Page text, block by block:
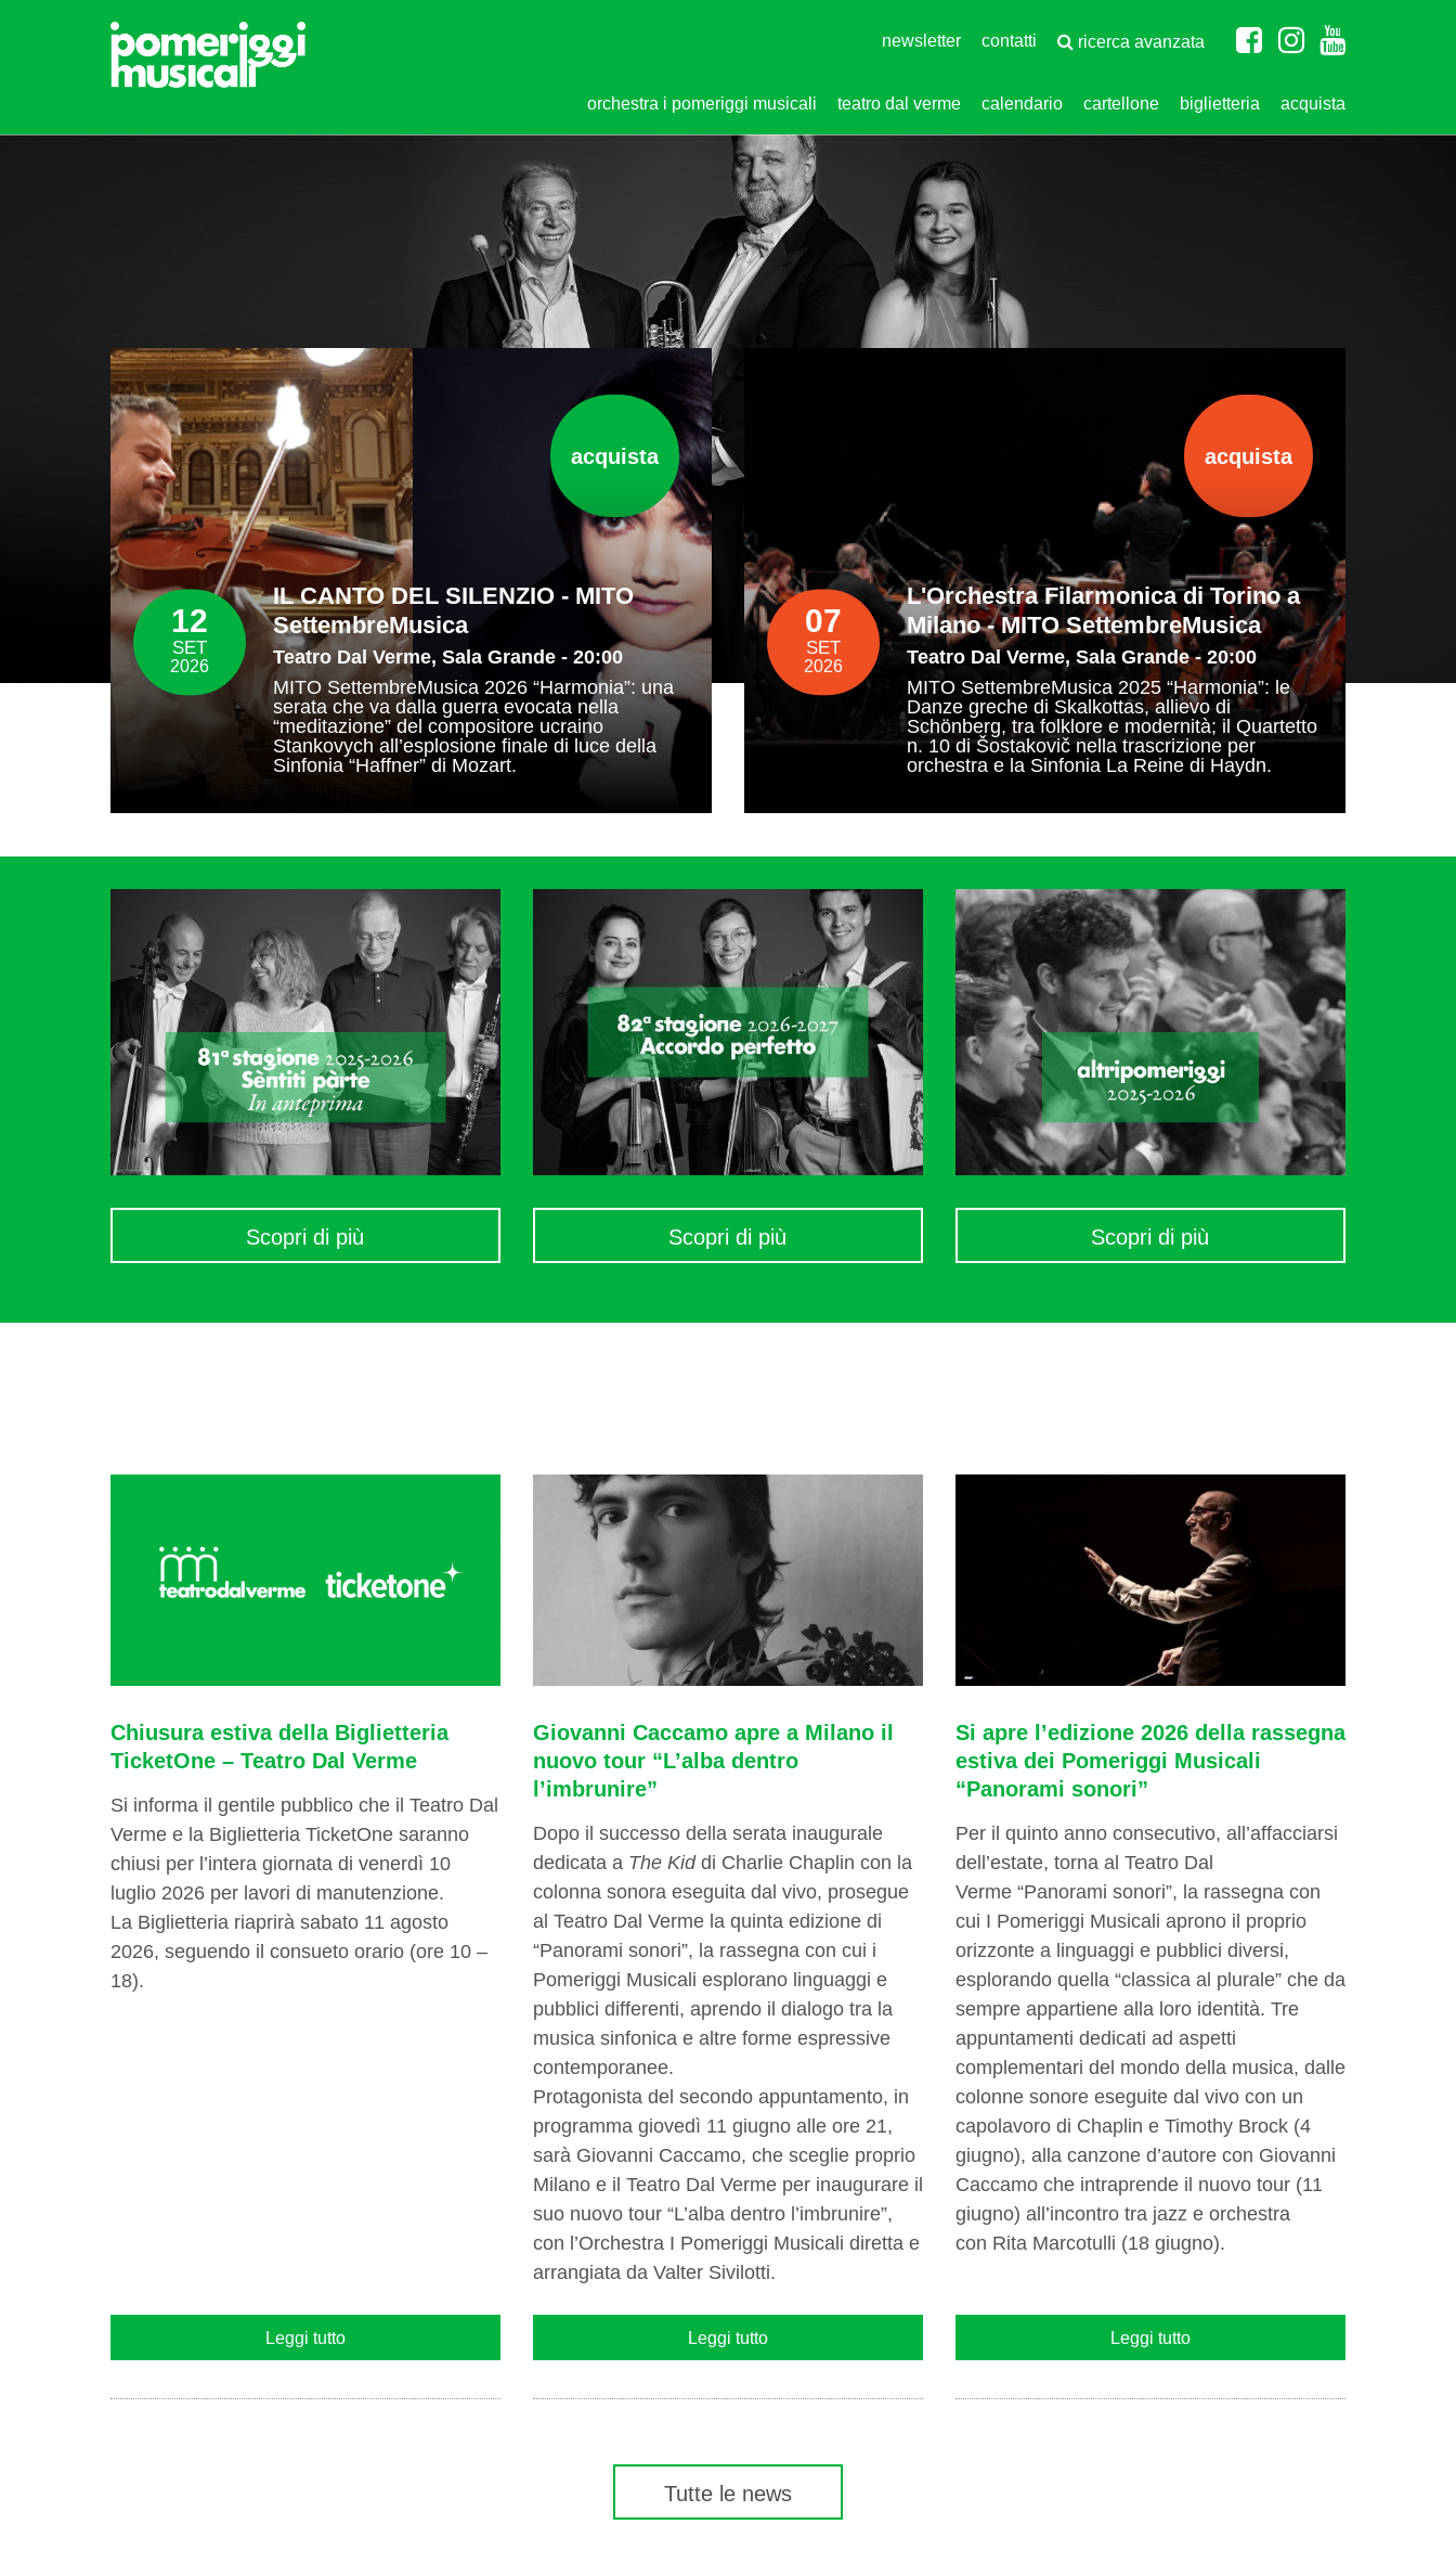
newsletter contatti ricerca avanzata
orchestra i pomeriggi musicali teatro dal verme calendario cartellone biglietteria acquista
acquista
12
SET
2026
IL CANTO DEL SILENZIO - MITO
SettembreMusica
Teatro Dal Verme, Sala Grande - 20:00
MITO SettembreMusica 2026 “Harmonia”: una
serata che va dalla guerra evocata nella
“meditazione” del compositore ucraino
Stankovych all’esplosione finale di luce della
Sinfonia “Haffner” di Mozart.
acquista
07
SET
2026
L'Orchestra Filarmonica di Torino a
Milano - MITO SettembreMusica
Teatro Dal Verme, Sala Grande - 20:00
MITO SettembreMusica 2025 “Harmonia”: le
Danze greche di Skalkottas, allievo di
Schönberg, tra folklore e modernità; il Quartetto
n. 10 di Šostakovič nella trascrizione per
orchestra e la Sinfonia La Reine di Haydn.
Scopri di più Scopri di più Scopri di più
Chiusura estiva della Biglietteria
TicketOne – Teatro Dal Verme
Si informa il gentile pubblico che il Teatro Dal
Verme e la Biglietteria TicketOne saranno
chiusi per l’intera giornata di venerdì 10
luglio 2026 per lavori di manutenzione.
La Biglietteria riaprirà sabato 11 agosto
2026, seguendo il consueto orario (ore 10 –
18).
Leggi tutto
Giovanni Caccamo apre a Milano il
nuovo tour “L’alba dentro
l’imbrunire”
Dopo il successo della serata inaugurale
dedicata a The Kiddi Charlie Chaplin con la
colonna sonora eseguita dal vivo, prosegue
al Teatro Dal Verme la quinta edizione di
“Panorami sonori”, la rassegna con cui i
Pomeriggi Musicali esplorano linguaggi e
pubblici differenti, aprendo il dialogo tra la
musica sinfonica e altre forme espressive
contemporanee.
Protagonista del secondo appuntamento, in
programma giovedì 11 giugno alle ore 21,
sarà Giovanni Caccamo, che sceglie proprio
Milano e il Teatro Dal Verme per inaugurare il
suo nuovo tour “L’alba dentro l’imbrunire”,
con l’Orchestra I Pomeriggi Musicali diretta e
arrangiata da Valter Sivilotti.
Leggi tutto
Si apre l’edizione 2026 della rassegna
estiva dei Pomeriggi Musicali
“Panorami sonori”
Per il quinto anno consecutivo, all’affacciarsi
dell’estate, torna al Teatro Dal
Verme “Panorami sonori”, la rassegna con
cui I Pomeriggi Musicali aprono il proprio
orizzonte a linguaggi e pubblici diversi,
esplorando quella “classica al plurale” che da
sempre appartiene alla loro identità. Tre
appuntamenti dedicati ad aspetti
complementari del mondo della musica, dalle
colonne sonore eseguite dal vivo con un
capolavoro di Chaplin e Timothy Brock (4
giugno), alla canzone d’autore con Giovanni
Caccamo che intraprende il nuovo tour (11
giugno) all’incontro tra jazz e orchestra
con Rita Marcotulli (18 giugno).
Leggi tutto
Tutte le news